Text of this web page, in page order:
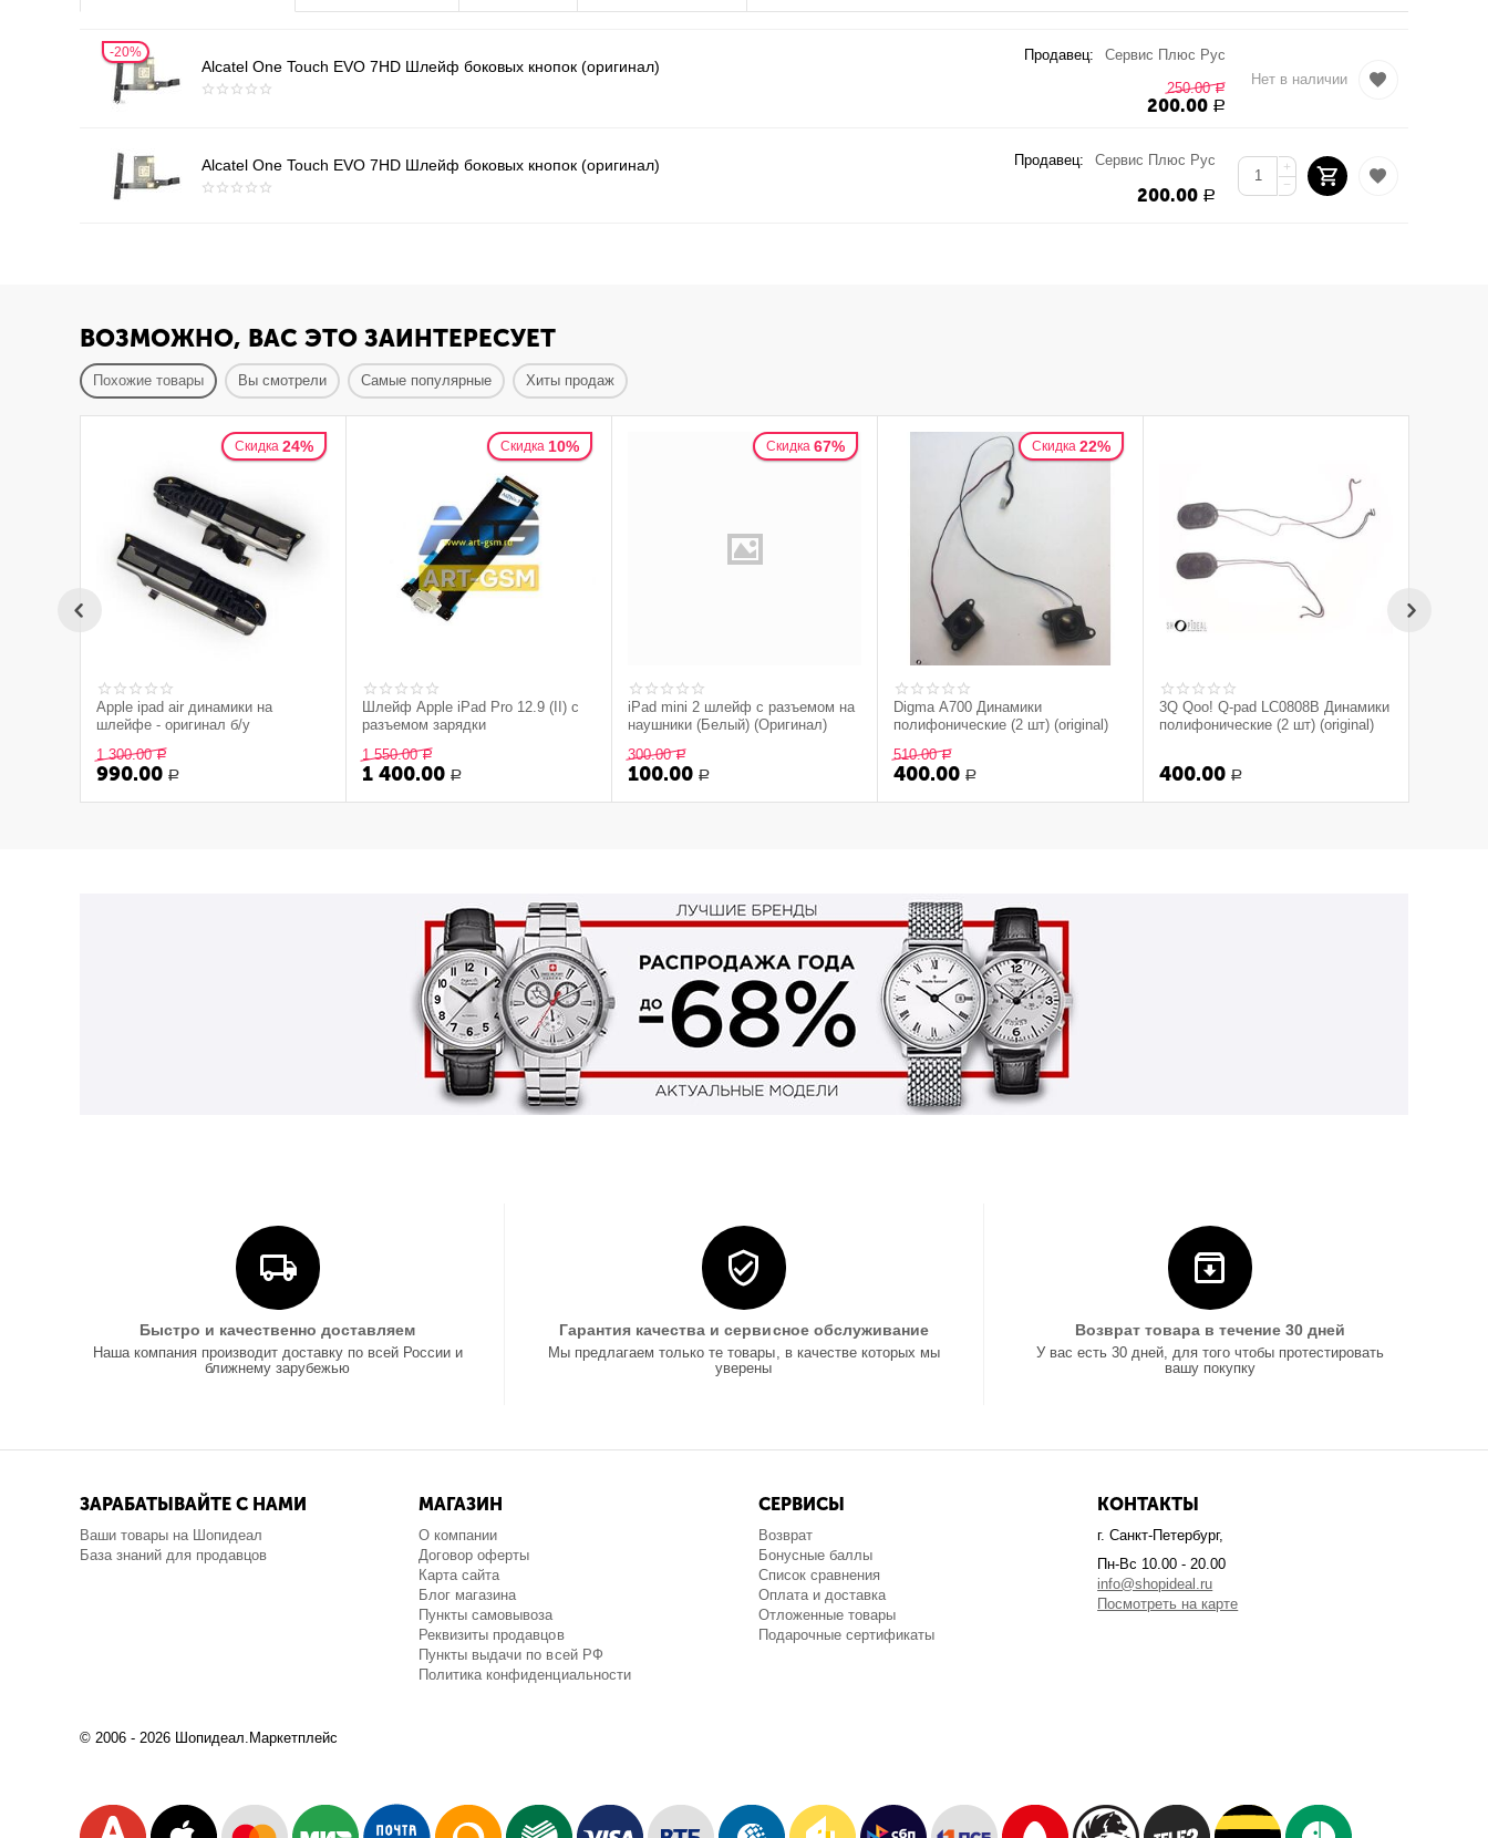
20%
Alcatel One Touch EVO 7HD Шлейф боковых кнопок (оригинал)
Продавец:
Сервис Плюс Рус
250.00 Р
200.00 Р
Нет в наличии
Alcatel One Touch EVO 7HD Шлейф боковых кнопок (оригинал) Продавец: Сервис Плюс Рус
200.00 Р
+
−
ВОЗМОЖНО, ВАС ЭТО ЗАИНТЕРЕСУЕТ
Похожие товары Вы смотрели Самые популярные Хиты продаж
Скидка 24%
Apple ipad air динамики на
шлейфе - оригинал б/у
1 300.00 Р
990.00 Р
Скидка 10%
Шлейф Apple iPad Pro 12.9 (II) с
разъемом зарядки
1 550.00 Р
1 400.00 Р
Скидка 67%
iPad mini 2 шлейф с разъемом на
наушники (Белый) (Оригинал)
300.00 Р
100.00 Р
Скидка 22%
Digma A700 Динамики
полифонические (2 шт) (original)
510.00 Р
400.00 Р
3Q Qoo! Q-pad LC0808B Динамики
полифонические (2 шт) (original)
400.00 Р
Быстро и качественно доставляем
Наша компания производит доставку по всей России и
ближнему зарубежью
Гарантия качества и сервисное обслуживание
Мы предлагаем только те товары, в качестве которых мы
уверены
Возврат товара в течение 30 дней
У вас есть 30 дней, для того чтобы протестировать
вашу покупку
ЗАРАБАТЫВАЙТЕ С НАМИ
Ваши товары на Шопидеал
База знаний для продавцов
МАГАЗИН
О компании
Договор оферты
Карта сайта
Блог магазина
Пункты самовывоза
Реквизиты продавцов
Пункты выдачи по всей РФ
Политика конфиденциальности
СЕРВИСЫ
Возврат
Бонусные баллы
Список сравнения
Оплата и доставка
Отложенные товары
Подарочные сертификаты
КОНТАКТЫ
г. Санкт-Петербург,
Пн-Вс 10.00 - 20.00
info@shopideal.ru
Посмотреть на карте
© 2006 - 2026 Шопидеал.Маркетплейс